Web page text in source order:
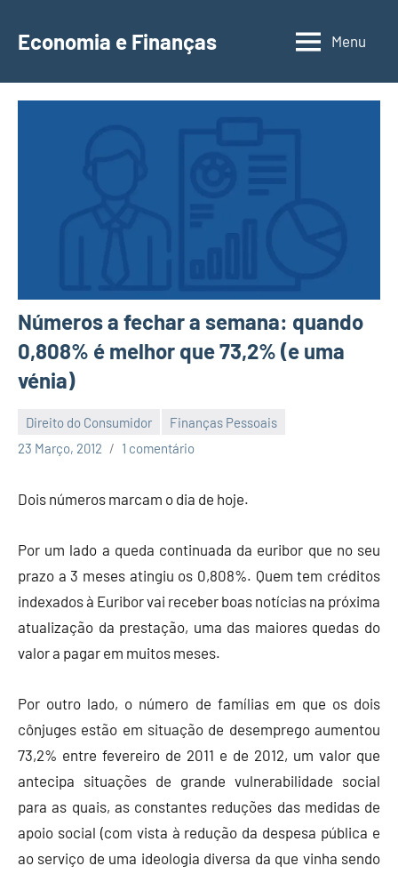
para
conteúdo
Economia e Finanças
Depósitos
Menu
Números a fechar a semana: quando
0,808% é melhor que 73,2% (e uma
vénia)
Direito do Consumidor
Finanças Pessoais
23 Março, 2012
Economia
Finanças
1 comentário
Dois números marcam o dia de hoje.
Por um lado a queda continuada da euribor que no seu
prazo a 3 meses atingiu os 0,808%. Quem tem créditos
indexados à Euribor vai receber boas notícias na próxima
atualização da prestação, uma das maiores quedas do
valor a pagar em muitos meses.
Por outro lado, o número de famílias em que os dois
cônjuges estão em situação de desemprego aumentou
73,2% entre fevereiro de 2011 e de 2012, um valor que
antecipa situações de grande vulnerabilidade social
para as quais, as constantes reduções das medidas de
apoio social (com vista à redução da despesa pública e
ao serviço de uma ideologia diversa da que vinha sendo